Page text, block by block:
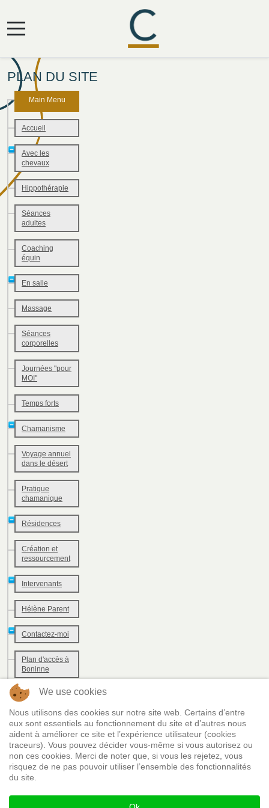
Mobile Menu Toggle
PLAN DU SITE
Main Menu
Accueil
Avec les
chevaux
Hippothérapie
Séances
adultes
Coaching
équin
En salle
Massage
Séances
corporelles
Journées "pour
MOI"
Temps forts
Chamanisme
Voyage annuel
dans le désert
Pratique
chamanique
Résidences
Création et
ressourcement
Intervenants
Hélène Parent
Contactez-moi
Plan d'accès à
Boninne
Plan d'accès à
Froyennes
Calendrier
Vie privée & mentions légales
We use cookies
Nous utilisons des cookies sur notre site web. Certains d’entre
eux sont essentiels au fonctionnement du site et d’autres nous
aident à améliorer ce site et l’expérience utilisateur (cookies
traceurs). Vous pouvez décider vous-même si vous autorisez ou
non ces cookies. Merci de noter que, si vous les rejetez, vous
risquez de ne pas pouvoir utiliser l’ensemble des fonctionnalités
du site.